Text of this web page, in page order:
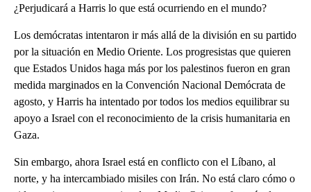
¿Perjudicará a Harris lo que está ocurriendo en el mundo?
Los demócratas intentaron ir más allá de la división en su partido
por la situación en Medio Oriente. Los progresistas que quieren
que Estados Unidos haga más por los palestinos fueron en gran
medida marginados en la Convención Nacional Demócrata de
agosto, y Harris ha intentado por todos los medios equilibrar su
apoyo a Israel con el reconocimiento de la crisis humanitaria en
Gaza.
Sin embargo, ahora Israel está en conflicto con el Líbano, al
norte, y ha intercambiado misiles con Irán. No está claro cómo o